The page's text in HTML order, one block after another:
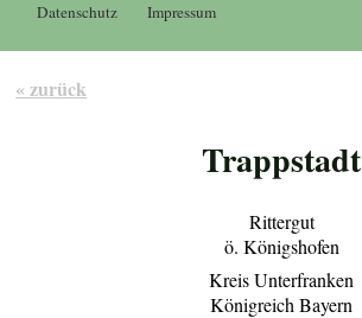
Datenschutz Impressum
« zurück
Trappstadt
Rittergut
ö. Königshofen
Kreis Unterfranken
Königreich Bayern